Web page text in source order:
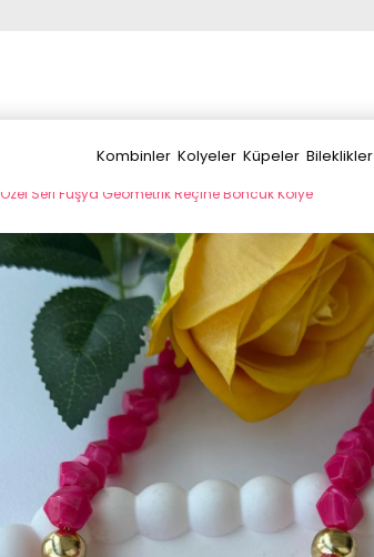
Kombinler Kolyeler Küpeler Bileklikler
Özel Seri Fuşya Geometrik Reçine Boncuk Kolye